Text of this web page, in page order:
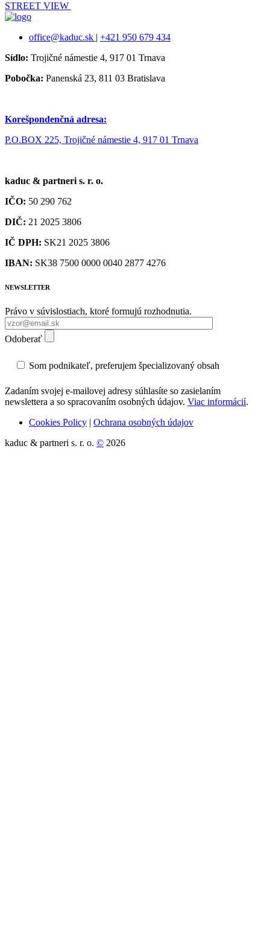
STREET VIEW
office@kaduc.sk | +421 950 679 434
Sídlo: Trojičné námestie 4, 917 01 Trnava
Pobočka: Panenská 23, 811 03 Bratislava
Korešpondenčná adresa:
P.O.BOX 225, Trojičné námestie 4, 917 01 Trnava
kaduc & partneri s. r. o.
IČO: 50 290 762
DIČ: 21 2025 3806
IČ DPH: SK21 2025 3806
IBAN: SK38 7500 0000 0040 2877 4276
NEWSLETTER
Právo v súvislostiach, ktoré formujú rozhodnutia.
Odoberať
Som podnikateľ, preferujem špecializovaný obsah
Zadaním svojej e-mailovej adresy súhlasíte so zasielaním
newslettera a so spracovaním osobných údajov. Viac informácií.
Cookies Policy | Ochrana osobných údajov
kaduc & partneri s. r. o. © 2026